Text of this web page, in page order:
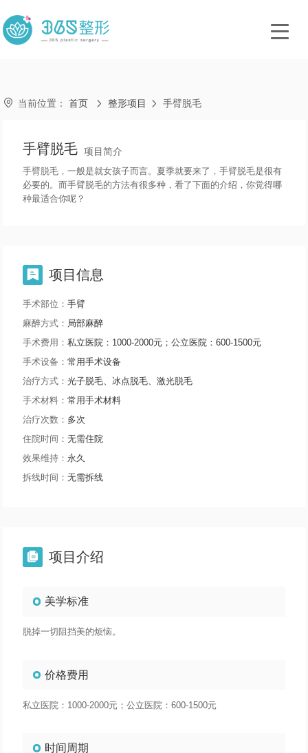
 当前位置： 首页  整形项目  手臂脱毛
手臂脱毛 项目简介
手臂脱毛，一般是就女孩子而言。夏季就要来了，手臂脱毛是很有
必要的。而手臂脱毛的方法有很多种，看了下面的介绍，你觉得哪
种最适合你呢？
 项目信息
手术部位：手臂
麻醉方式： 局部麻醉
手术费用：私立医院：1000-2000元；公立医院：600-1500元
手术设备：常用手术设备
治疗方式：光子脱毛、冰点脱毛、激光脱毛
手术材料：常用手术材料
治疗次数： 多次
住院时间：无需住院
效果维持：永久
拆线时间：无需拆线
 项目介绍
美学标准
脱掉一切阻挡美的烦恼。
价格费用
私立医院：1000-2000元；公立医院：600-1500元
时间周期